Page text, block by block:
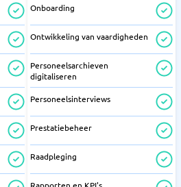
Onboarding
Ontwikkeling van vaardigheden
Personeelsarchieven
digitaliseren
Personeelsinterviews
Prestatiebeheer
Raadpleging